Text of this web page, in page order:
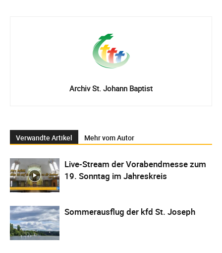
Archiv St. Johann Baptist
Verwandte Artikel Mehr vom Autor
Live-Stream der Vorabendmesse zum
19. Sonntag im Jahreskreis
Sommerausflug der kfd St. Joseph